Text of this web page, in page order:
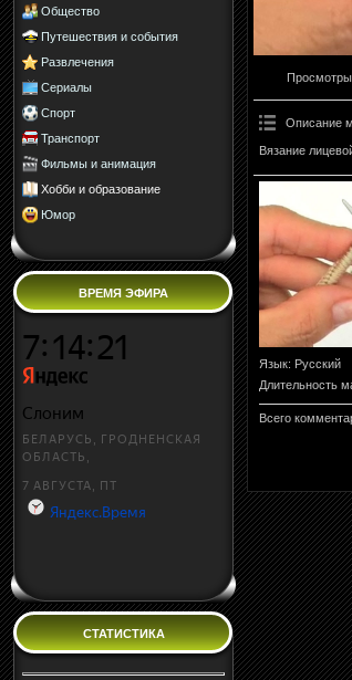
Общество
Путешествия и события
Развлечения
Сериалы
Спорт
Транспорт
Фильмы и анимация
Хобби и образование
Юмор
ВРЕМЯ ЭФИРА
СТАТИСТИКА
Просмотры
Описание
Вязание
Язык: Русский
Длительность
Всего